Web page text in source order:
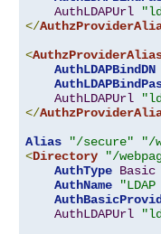
AuthLDAPUrl
</
<
AuthLDAPBindDN
AuthLDAPUrl
</
Alias
"/secure"
"/
<Directory "/
AuthType Basic
AuthName
AuthLDAPUrl